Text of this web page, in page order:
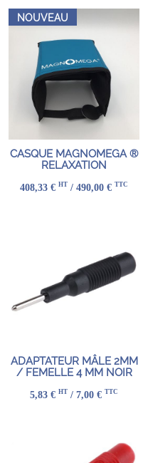
NOUVEAU
CASQUE MAGNOMEGA ®
RELAXATION
408,33 € HT / 490,00 € TTC
ADAPTATEUR MÂLE 2MM
/ FEMELLE 4 MM NOIR
5,83 € HT / 7,00 € TTC